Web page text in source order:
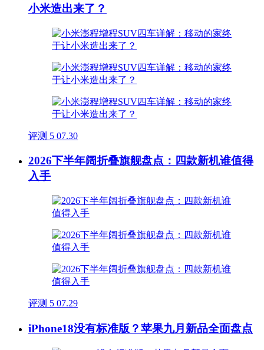
小米造出来了？
评测 5 07.30
2026下半年阔折叠旗舰盘点：四款新机谁值得
入手
评测 5 07.29
iPhone18没有标准版？苹果九月新品全面盘点